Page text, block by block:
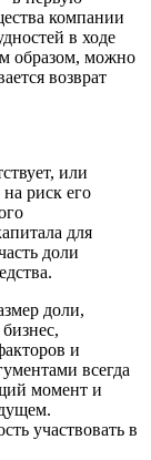
компании
в ходе
образом, можно
возврат
или
риск его
для
доли
доли,
и
всегда
момент и
участвовать в